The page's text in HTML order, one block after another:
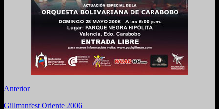
Anterior
Gillmanfest Oriente 2006